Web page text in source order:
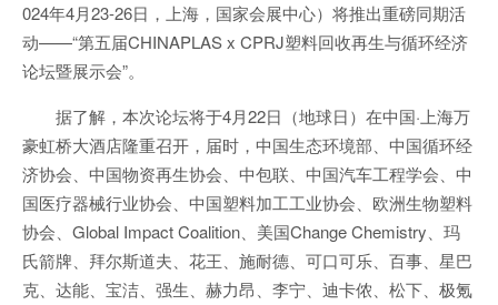
024年4月23-26日，上海，国家会展中心）将推出重磅同期活
动——“第五届CHINAPLAS x CPRJ塑料回收再生与循环经济
论坛暨展示会”。
据了解，本次论坛将于4月22日（地球日）在中国·上海万
豪虹桥大酒店隆重召开，届时，中国生态环境部、中国循环经
济协会、中国物资再生协会、中包联、中国汽车工程学会、中
国医疗器械行业协会、中国塑料加工工业协会、欧洲生物塑料
协会、Global Impact Coalition、美国Change Chemistry、玛
氏箭牌、拜尔斯道夫、花王、施耐德、可口可乐、百事、星巴
克、达能、宝洁、强生、赫力昂、李宁、迪卡侬、松下、极氪